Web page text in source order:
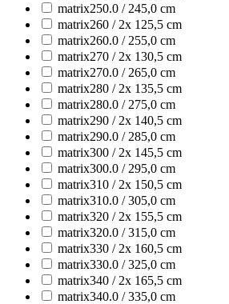
matrix250.0 / 245,0 cm
matrix260 / 2x 125,5 cm
matrix260.0 / 255,0 cm
matrix270 / 2x 130,5 cm
matrix270.0 / 265,0 cm
matrix280 / 2x 135,5 cm
matrix280.0 / 275,0 cm
matrix290 / 2x 140,5 cm
matrix290.0 / 285,0 cm
matrix300 / 2x 145,5 cm
matrix300.0 / 295,0 cm
matrix310 / 2x 150,5 cm
matrix310.0 / 305,0 cm
matrix320 / 2x 155,5 cm
matrix320.0 / 315,0 cm
matrix330 / 2x 160,5 cm
matrix330.0 / 325,0 cm
matrix340 / 2x 165,5 cm
matrix340.0 / 335,0 cm